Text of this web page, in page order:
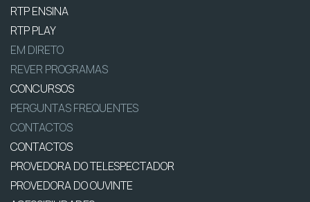
RTP ENSINA
RTP PLAY
EM DIRETO
REVER PROGRAMAS
CONCURSOS
PERGUNTAS FREQUENTES
CONTACTOS
CONTACTOS
PROVEDORA DO TELESPECTADOR
PROVEDORA DO OUVINTE